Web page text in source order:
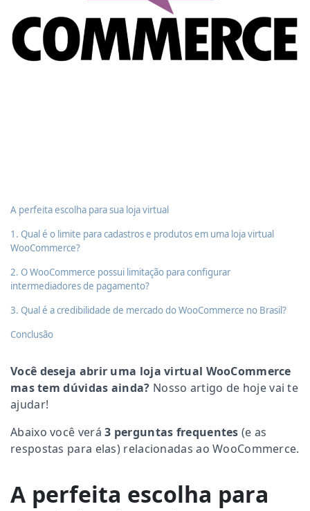
Você deseja abrir uma loja virtual WooCommerce
mas tem dúvidas ainda? Nosso artigo de hoje vai te
ajudar!
Abaixo você verá3 perguntas frequentes (e as
respostas para elas) relacionadas ao WooCommerce.
A perfeita escolha para
A perfeita escolha para sua loja virtual
1. Qual é o limite para cadastros e produtos em uma loja virtual
WooCommerce?
2. O WooCommerce possui limitação para configurar
intermediadores de pagamento?
3. Qual é a credibilidade de mercado do WooCommerce no Brasil?
Conclusão